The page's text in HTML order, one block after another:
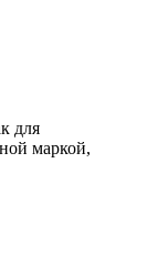
для
маркой,